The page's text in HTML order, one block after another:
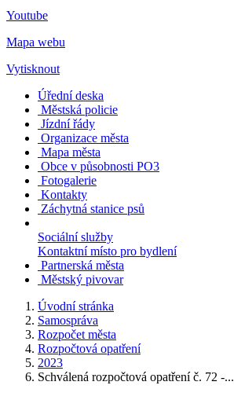
Youtube
Mapa webu
Vytisknout
Úřední deska
Městská policie
Jízdní řády
Organizace města
Mapa města
Obce v působnosti PO3
Fotogalerie
Kontakty
Záchytná stanice psů
Sociální služby
Kontaktní místo pro bydlení
Partnerská města
Městský pivovar
Úvodní stránka
Samospráva
Rozpočet města
Rozpočtová opatření
2023
Schválená rozpočtová opatření č. 72 -...